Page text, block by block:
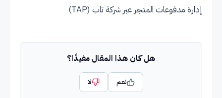
إدارة مدفوعات المتجر عبر شركة تاب (TAP)
هل كان هذا المقال مفيدًا؟
نعم لا